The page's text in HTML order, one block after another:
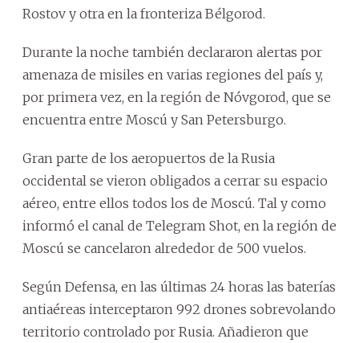
Rostov y otra en la fronteriza Bélgorod.
Durante la noche también declararon alertas por
amenaza de misiles en varias regiones del país y,
por primera vez, en la región de Nóvgorod, que se
encuentra entre Moscú y San Petersburgo.
Gran parte de los aeropuertos de la Rusia
occidental se vieron obligados a cerrar su espacio
aéreo, entre ellos todos los de Moscú. Tal y como
informó el canal de Telegram Shot, en la región de
Moscú se cancelaron alrededor de 500 vuelos.
Según Defensa, en las últimas 24 horas las baterías
antiaéreas interceptaron 992 drones sobrevolando
territorio controlado por Rusia. Añadieron que